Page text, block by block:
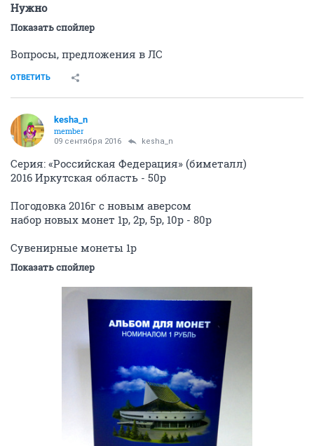
Нужно
Показать спойлер
Вопросы, предложения в ЛС
ОТВЕТИТЬ
kesha_n
member
09 сентября 2016 kesha_n
Серия: «Российская Федерация» (биметалл)
2016 Иркутская область - 50р
Погодовка 2016г с новым аверсом
набор новых монет 1р, 2р, 5р, 10р - 80р
Сувенирные монеты 1р
Показать спойлер